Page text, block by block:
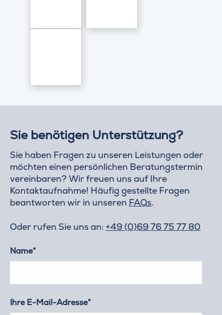
Sie benötigen Unterstützung?
Sie haben Fragen zu unseren Leistungen oder
möchten einen persönlichen Beratungstermin
vereinbaren? Wir freuen uns auf Ihre
Kontaktaufnahme! Häufig gestellte Fragen
beantworten wir in unseren FAQs.
Oder rufen Sie uns an: +49 (0)69 76 75 77 80
Name*
Ihre E-Mail-Adresse*